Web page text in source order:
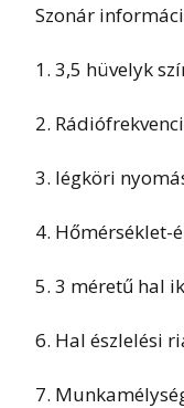
Szonár
1. 3,5 hüvelyk
2.
3. légköri
4. Hőmérséklet-
5. 3 méretű hal
6. Hal észlelési
7.